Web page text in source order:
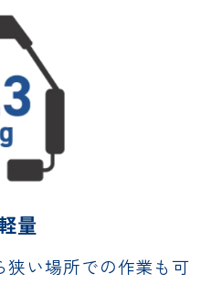
量
狭い場所での作業も可